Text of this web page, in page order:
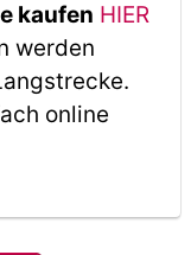
kaufen HIER
werden
online